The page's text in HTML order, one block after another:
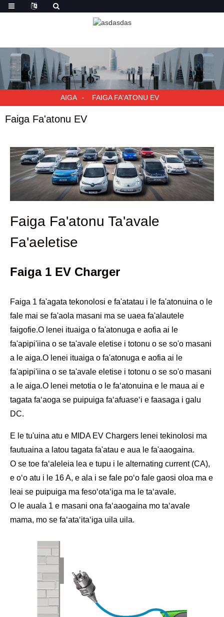
AIGA FAIGA FA'ATONU EV
Faiga Fa'atonu EV
Faiga Fa'atonu Ta'avale
Fa'aeletise
Faiga 1 EV Charger
Faiga 1 fa'agata tekonolosi e fa'atatau i le fa'atonuina o le
fale mai se fa'aola masani ma se uaea fa'alautele
faigofie.O lenei ituaiga o fa'atonuga e aofia ai le
fa'apipi'iina o se ta'avale eletise i totonu o se so'o masani
a le aiga.O lenei ituaiga o fa'atonuga e aofia ai le
fa'apipi'iina o se ta'avale eletise i totonu o se so'o masani
a le aiga.O lenei metotia o le faʻatonuina e le maua ai e
tagata faʻaoga se puipuiga faʻafuaseʻi e faasaga i galu
DC.
E le tu'uina atu e MIDA EV Chargers lenei tekinolosi ma
fautuaina a latou tagata fa'atau e aua le fa'aaogaina.
O se toe faʻaleleia lea e tupu i le alternating current (CA),
e oʻo atu i le 16 A, e ala i se fale poʻo fale gaosi oloa ma e
leai se puipuiga ma fesoʻotaʻiga ma le taʻavale.
O le auala 1 e masani ona faʻaaogaina mo taʻavale
mama, mo se faʻataʻitaʻiga uila uila.